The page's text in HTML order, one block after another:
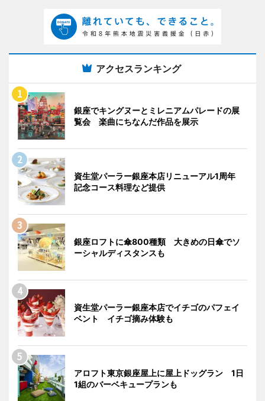
アクセスランキング
銀座でキングヌーとミレニアムパレードの展
覧会 楽曲にちなんだ作品を展示
資生堂パーラー銀座本店リニューアル1周年
記念コース料理など提供
銀座ロフトに傘800種類 大きめの日傘でソ
ーシャルディスタンスも
資生堂パーラー銀座本店でイチゴのパフェイ
ベント イチゴ摘み体験も
アロフト東京銀座屋上に屋上ドッグラン 1日
1組のバーベキュープランも